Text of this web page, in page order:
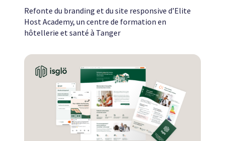
Refonte du branding et du site responsive d’Elite
Host Academy, un centre de formation en
hôtellerie et santé à Tanger